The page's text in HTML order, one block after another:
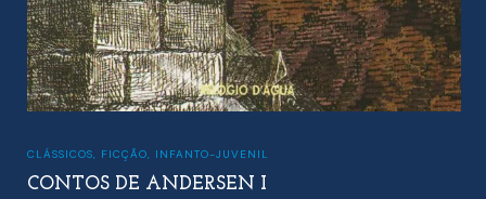
CLÁSSICOS, FICÇÃO, INFANTO-JUVENIL
CONTOS DE ANDERSEN I